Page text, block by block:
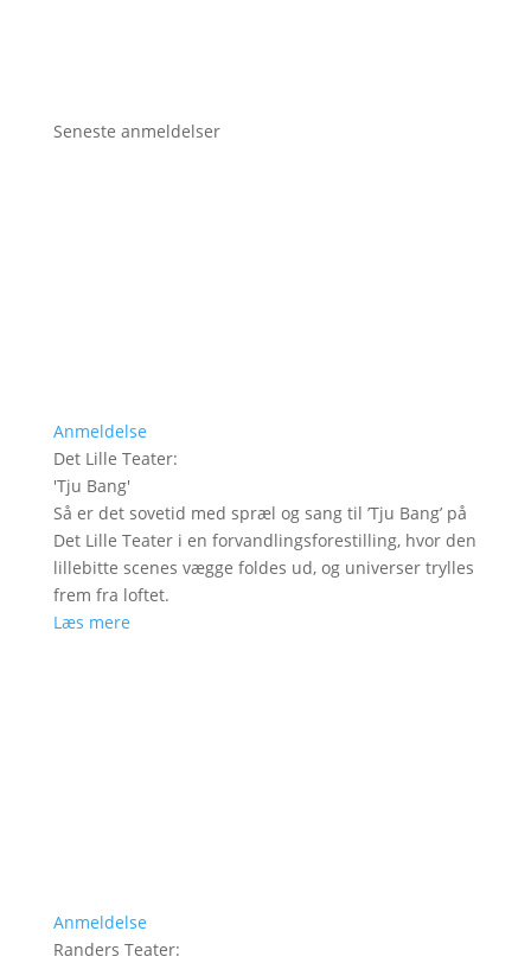
Seneste anmeldelser
Anmeldelse
Det Lille Teater:
'Tju Bang'
Så er det sovetid med spræl og sang til ’Tju Bang’ på
Det Lille Teater i en forvandlingsforestilling, hvor den
lillebitte scenes vægge foldes ud, og universer trylles
frem fra loftet.
Læs mere
Anmeldelse
Randers Teater: